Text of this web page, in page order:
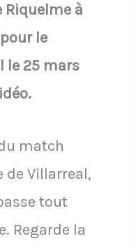
Riquelme à
le
le 25 mars
match
de Villarreal,
tout
Regarde la